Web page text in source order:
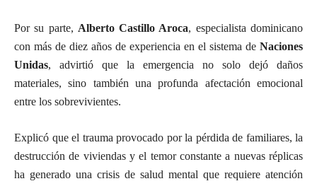
Por su parte, Alberto Castillo Aroca, especialista dominicano
con más de diez años de experiencia en el sistema de Naciones
Unidas, advirtió que la emergencia no solo dejó daños
materiales, sino también una profunda afectación emocional
entre los sobrevivientes.
Explicó que el trauma provocado por la pérdida de familiares, la
destrucción de viviendas y el temor constante a nuevas réplicas
ha generado una crisis de salud mental que requiere atención